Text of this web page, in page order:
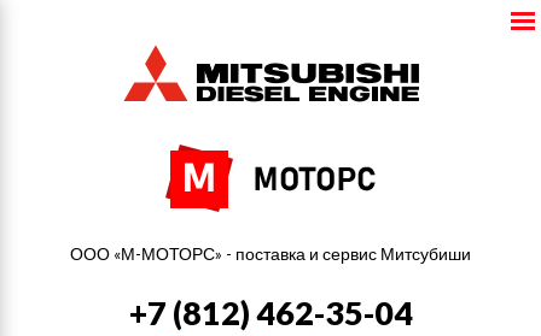
ООО «М-МОТОРС» - поставка и сервис Митсубиши
+7 (812) 462-35-04